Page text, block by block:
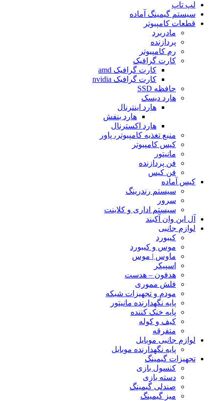
لپ تاپ
سیستم گیمینگ آماده
قطعات کامپیوتر
مادربرد
پردازنده
رم کامپیوتر
کارت گرافیک
کارت گرافیک amd
کارت گرافیک nvidia
حافظه SSD
هارد دیسک
هارد اینترنال
هارد بنفش
هارد اکسترنال
منبع تغذیه کامپیوتر، پاور
کیس کامپیوتر
مانیتور
فن پردازنده
فن کیس
کیس آماده
سیستم رندرینگ
سرور
سیستم‌ اداری و کلاینت
آل این وان آکبند
لوازم جانبی
کیبورد
موس و کیبورد
ماوس | موس
اسپیکر
هدفون – هدست
فلش مموری
مودم و تجهیزات شبکه
پایه نگهدارنده مانیتور
پایه خنک کننده
کیف و کوله
متفرقه
لوازم جانبی موبایل
پایه نگهدارنده موبایل
تجهیزات گیمینگ
کنسول بازی
دسته بازی
صندلی گیمینگ
میز گیمینگ